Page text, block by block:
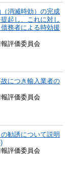
消滅時効）の完成
起し、これに対し
務者による時効援
評価委員会
につき輸入業者の
評価委員会
勧誘について説明
評価委員会